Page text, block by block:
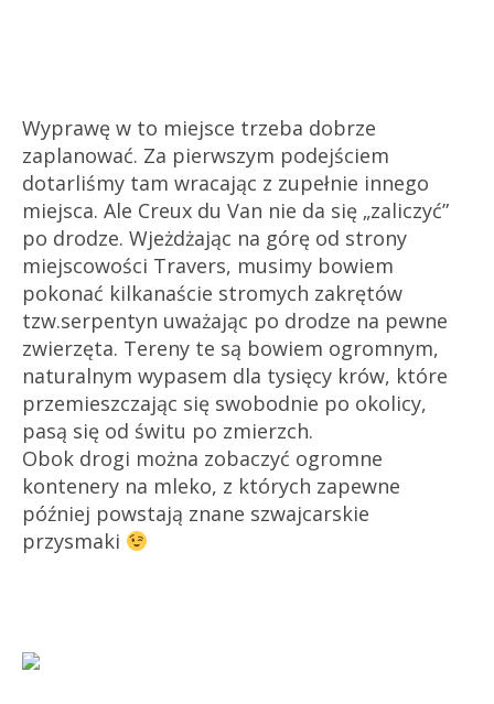
Wyprawę w to miejsce trzeba dobrze
zaplanować. Za pierwszym podejściem
dotarliśmy tam wracając z zupełnie innego
miejsca. Ale Creux du Van nie da się „zaliczyć”
po drodze. Wjeżdżając na górę od strony
miejscowości Travers, musimy bowiem
pokonać kilkanaście stromych zakrętów
tzw.serpentyn uważając po drodze na pewne
zwierzęta. Tereny te są bowiem ogromnym,
naturalnym wypasem dla tysięcy krów, które
przemieszczając się swobodnie po okolicy,
pasą się od świtu po zmierzch.
Obok drogi można zobaczyć ogromne
kontenery na mleko, z których zapewne
później powstają znane szwajcarskie
przysmaki